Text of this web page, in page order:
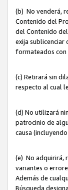
(b) No venderá,
Contenido del
del Contenido
exija sublicenciar
formateados con
(c) Retirará sin
respecto al cual
(d) No utilizará
patrocinio de
causa
(e) No adquirirá,
variantes o
Además de
Búsqueda